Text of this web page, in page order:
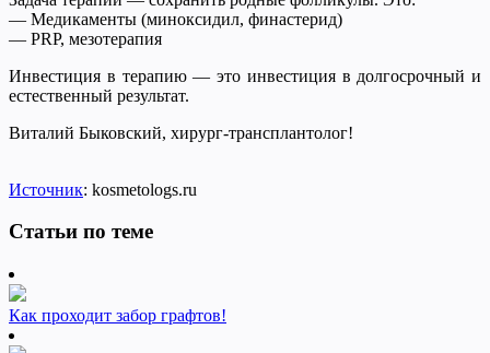
— Медикаменты (миноксидил, финастерид)
— PRP, мезотерапия
Инвестиция в терапию — это инвестиция в долгосрочный и
естественный результат.
Виталий Быковский, хирург-трансплантолог!
Источник: kosmetologs.ru
Статьи по теме
Как проходит забор графтов!